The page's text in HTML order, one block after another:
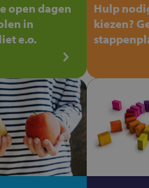
open dagen
in
e.o.
Hulp
kiezen?